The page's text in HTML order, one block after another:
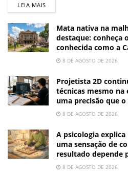
LEIA MAIS
Mata nativa na
destaque: conheça
conhecida como a
8 DE AGOSTO DE 2026
Projetista 2D
técnicas mesmo na
uma precisão que
8 DE AGOSTO DE 2026
A psicologia
uma sensação de
resultado depende
8 DE AGOSTO DE 2026